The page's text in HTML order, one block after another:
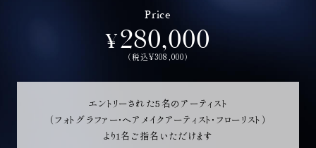
Price
280,000
（税込¥308,000）
エントリーされた5名のアーティスト
（フォトグラファー・ヘアメイクアーティスト・フローリスト）
より1名ご指名いただけます